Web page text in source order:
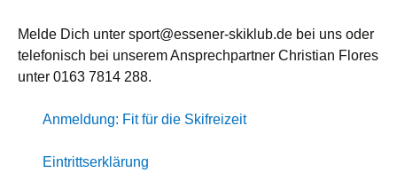
Melde Dich unter sport@essener-skiklub.de bei uns oder
telefonisch bei unserem Ansprechpartner Christian Flores
unter 0163 7814 288.
Anmeldung: Fit für die Skifreizeit
Eintrittserklärung